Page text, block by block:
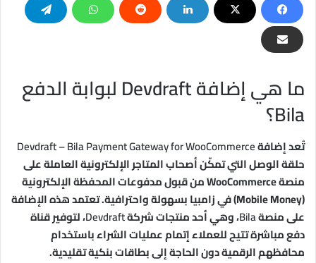
ما هي إضافة Devdraft لبوابة الدفع
Bila؟
تُعد إضافةDevdraft – Bila Payment Gateway for WooCommerce
حلقة الوصل التي تمكّن أصحاب المتاجر الإلكترونية العاملة على
منصة WooCommerce من قبول مدفوعات المحفظة الإلكترونية
(Mobile Money) في زامبيا بسهولة واحترافية. تعتمد هذه الإضافة
على منصةBila، وهي أحد منتجات شركةDevdraft، لتوفير قناة
دفع مباشرة تتيح للعملاء إتمام عمليات الشراء باستخدام
محافظهم الرقمية دون الحاجة إلى بطاقات بنكية تقليدية.